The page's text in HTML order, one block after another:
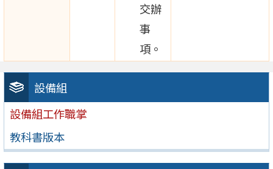
設備組
設備組工作職掌
教科書版本
交辦
事
項。